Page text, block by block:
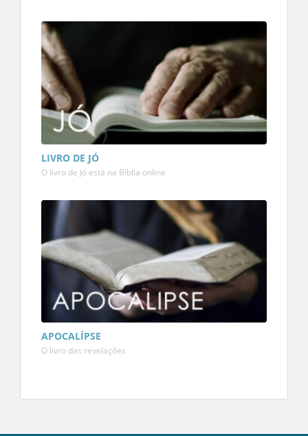
LIVRO DE JÓ
O livro de Jó está na Bíblia online
APOCALÍPSE
O livro das revelações